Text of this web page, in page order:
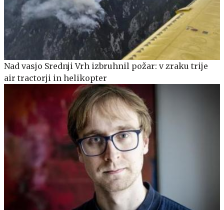
Nad vasjo Srednji Vrh izbruhnil požar: v zraku trije
air tractorji in helikopter